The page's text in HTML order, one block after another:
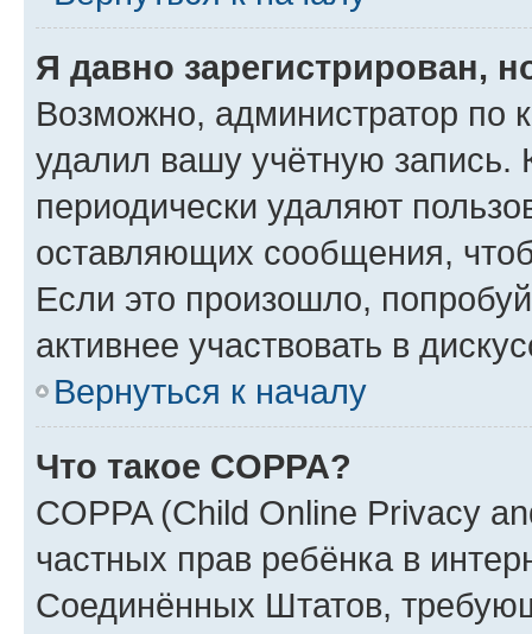
Я давно зарегистрирован,
Возможно, администратор по
удалил вашу учётную запись.
периодически удаляют
оставляющих сообщения,
Если это произошло,
активнее участвовать в
Вернуться к началу
Что такое COPPA?
COPPA (Child Online Privacy
частных прав ребёнка в
Соединённых Штатов,